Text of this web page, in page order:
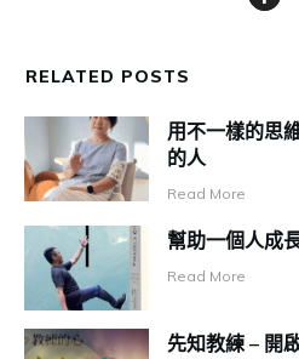
RELATED POSTS
用不一樣的思
的人
Read More
幫助一個人成
Read More
先知教練 – 開